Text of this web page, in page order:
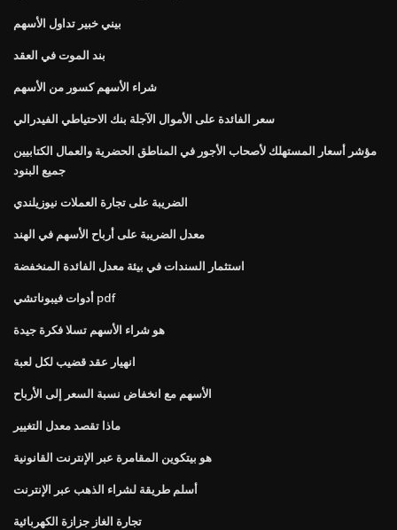
بيني خبير تداول الأسهم
بند الموت في العقد
شراء الأسهم كسور من الأسهم
سعر الفائدة على الأموال الآجلة بنك الاحتياطي الفيدرالي
مؤشر أسعار المستهلك لأصحاب الأجور في المناطق الحضرية والعمال الكتابيين
جميع البنود
الضريبة على تجارة العملات نيوزيلندي
معدل الضريبة على أرباح الأسهم في الهند
استثمار السندات في بيئة معدل الفائدة المنخفضة
أدوات فيبوناتشي pdf
هو شراء الأسهم تسلا فكرة جيدة
انهيار عقد قضيب لكل لعبة
الأسهم مع انخفاض نسبة السعر إلى الأرباح
ماذا تقصد معدل التغيير
هو بيتكوين المقامرة عبر الإنترنت القانونية
أسلم طريقة لشراء الذهب عبر الإنترنت
تجارة الغاز جزازة الكهربائية